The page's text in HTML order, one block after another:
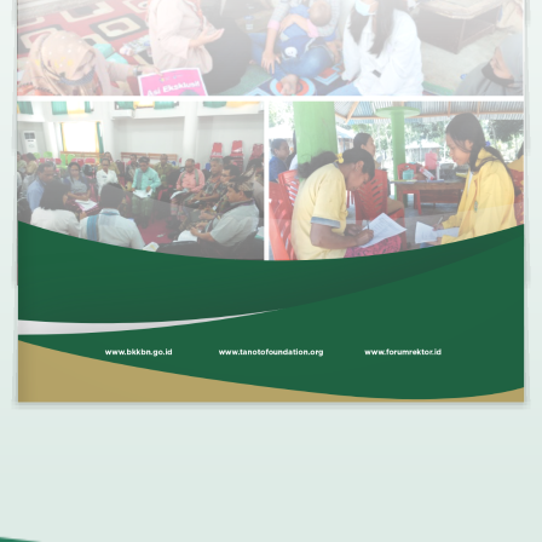
www.bkkbn.go.id www.tanotofoundation.org www.forumrektor.id